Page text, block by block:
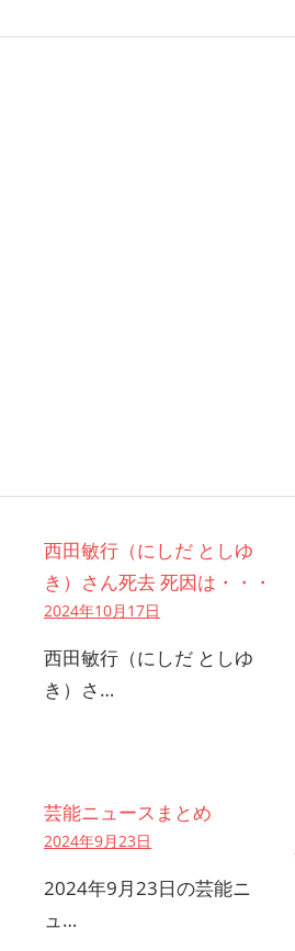
西田敏行（にしだ としゆ
き）さん死去 死因は・・・
2024年10月17日
西田敏行（にしだ としゆ
き）さ…
芸能ニュースまとめ
2024年9月23日
2024年9月23日の芸能ニ
ュ…